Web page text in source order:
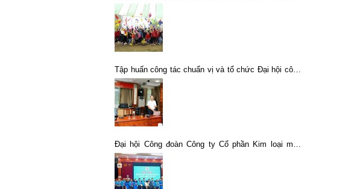
công và kỷ niệm 107 năm ngày Quốc tế Phụ nữ 8-3
Tập huấn công tác chuẩn vị và tổ chức Đại hội công
đoàn các cấp
Đại hội Công đoàn Công ty Cổ phần Kim loại màu
Thái Nguyên lần thứ XII, nhiệm kỳ 2023-2028